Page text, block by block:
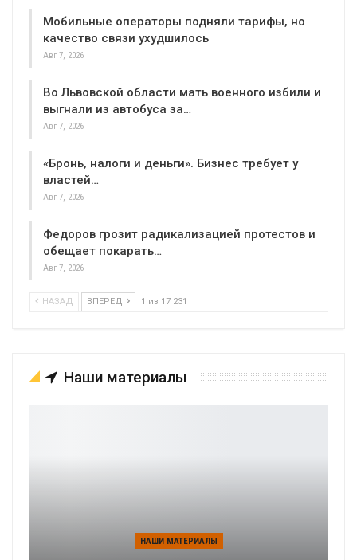
Мобильные операторы подняли тарифы, но
качество связи ухудшилось
Авг 7, 2026
Во Львовской области мать военного избили и
выгнали из автобуса за…
Авг 7, 2026
«Бронь, налоги и деньги». Бизнес требует у
властей…
Авг 7, 2026
Федоров грозит радикализацией протестов и
обещает покарать…
Авг 7, 2026
НАЗАД ВПЕРЕД 1 из 17 231
Наши материалы
НАШИ МАТЕРИАЛЫ